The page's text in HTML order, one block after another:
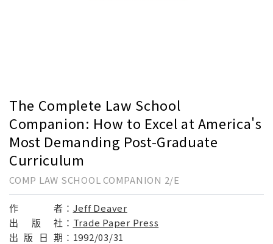
The Complete Law School
Companion: How to Excel at America's
Most Demanding Post-Graduate
Curriculum
COMP LAW SCHOOL COMPANION 2/E
作 者： Jeff Deaver
出
版 社： Trade Paper Press
出 版 日 期： 1992/03/31